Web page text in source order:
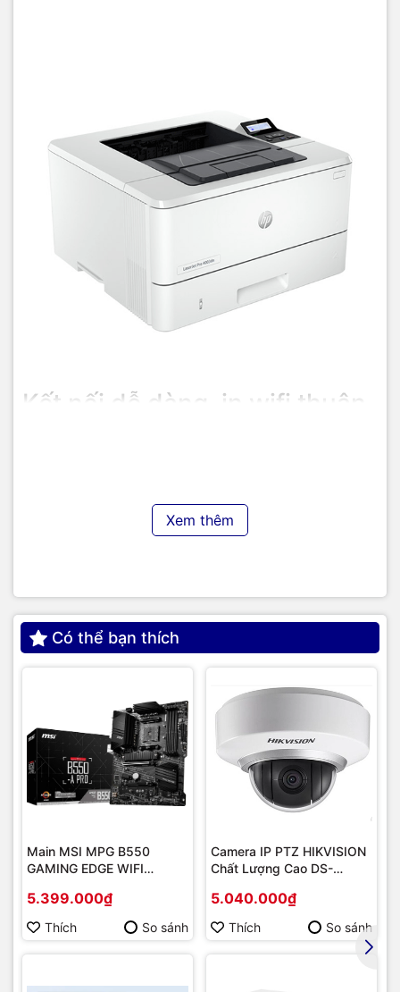
Kết nối dễ dàng, in wifi thuận
hoặc cácứng dụng
cần dây nối với các thao tác phức tạp.
dạng PDF, JPEG và TIFF.
TIC.VN– Nhà phân phối và cung cấp giải pháp công nghệ
uy tín tại Việt Nam. Chúng tôi chuyên cung cấp đa dạng sản
phẩm:Laptop,Máy tính PC, Máy chủ - Server,Thiết bị
Màn hình tương tác
Điện máynhư tivi, tủ lạnh, máy giặt, máy hút
ẩm... cùng nhiều thiết bị công nghệ khác.
mang đến
sản phẩm chính hãng, giá tốt, dịch vụ chuyên
nghiệp, đáp ứng tối đa nhu cầu của doanh nghiệp cũng như
gia đình và cá nhân.
Xem thêm
Có thể bạn thích
Main MSI MPG B550
GAMING EDGE WIFI
Socket AM4/ VGA
onboard)
5.399.000₫
Thích So sánh
Camera IP PTZ HIKVISION
Chất Lượng Cao DS-
5.040.000₫
Thích So sánh